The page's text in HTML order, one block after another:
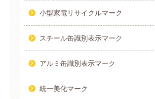
小型家電リサイクルマーク
スチール缶識別表示マーク
アルミ缶識別表示マーク
統一美化マーク